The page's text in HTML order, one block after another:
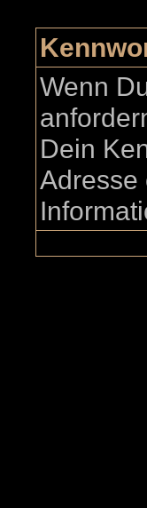
Wenn
Dein
Adresse